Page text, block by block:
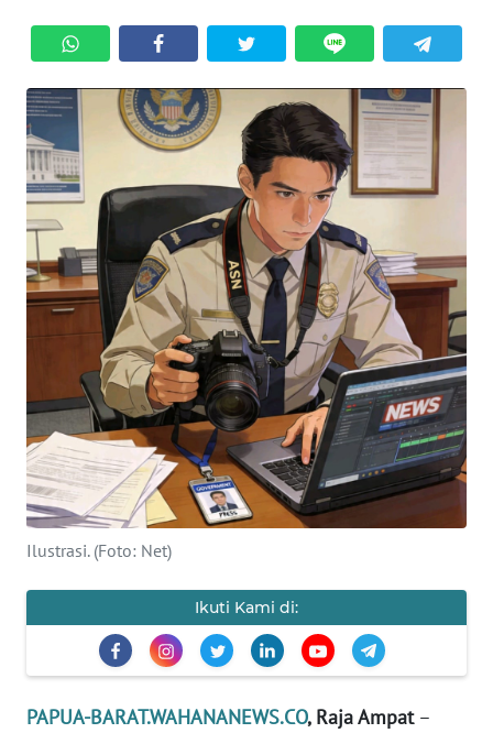
Ilustrasi. (Foto: Net)
Ikuti Kami di:
PAPUA-BARAT.WAHANANEWS.CO, Raja Ampat–
OPINI
Informasi
INDEKS
BERITA
KONTAK
KAMI
INFO
IKLAN
TENTANG
PEDOMAN
MEDIA
SIBER
REDAKSI